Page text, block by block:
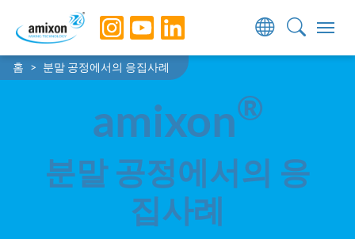
Skip to main navigation
Skip to main content
Skip to page footer
You are here:
홈 분말 공정에서의 응집사례
amixon®
분말 공정에서의 응
집사례